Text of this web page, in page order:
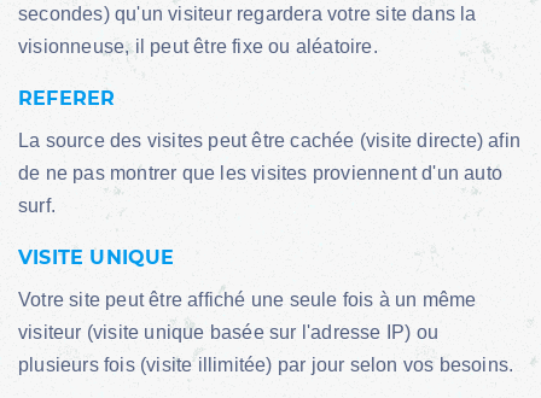
secondes) qu'un visiteur regardera votre site dans la
visionneuse, il peut être fixe ou aléatoire.
REFERER
La source des visites peut être cachée (visite directe) afin
de ne pas montrer que les visites proviennent d'un auto
surf.
VISITE UNIQUE
Votre site peut être affiché une seule fois à un même
visiteur (visite unique basée sur l'adresse IP) ou
plusieurs fois (visite illimitée) par jour selon vos besoins.